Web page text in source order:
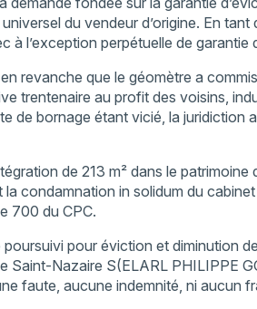
du vendeur d’origine. En
à l’exception perpétuelle de garantie
revanche que le géomètre a
trentenaire au profit des voisins,
de bornage étant vicié, la juridiction
de 213 m² dans le patrimoine
la condamnation in solidum du
700 du CPC.
pour éviction et diminution
Saint-Nazaire S(ELARL PHILIPPE
faute, aucune indemnité, ni aucun